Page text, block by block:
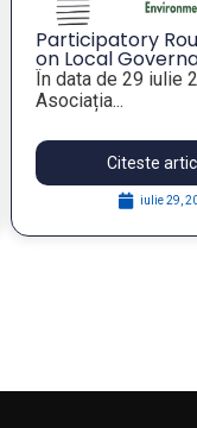
Participatory
on Local
Strategic
Resilient Public
within the
În data de 29 iulie
Asociația...
Citeste
iulie 29,